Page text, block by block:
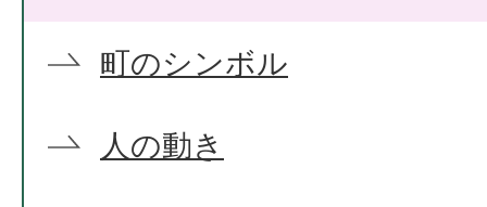
町のシンボル
人の動き